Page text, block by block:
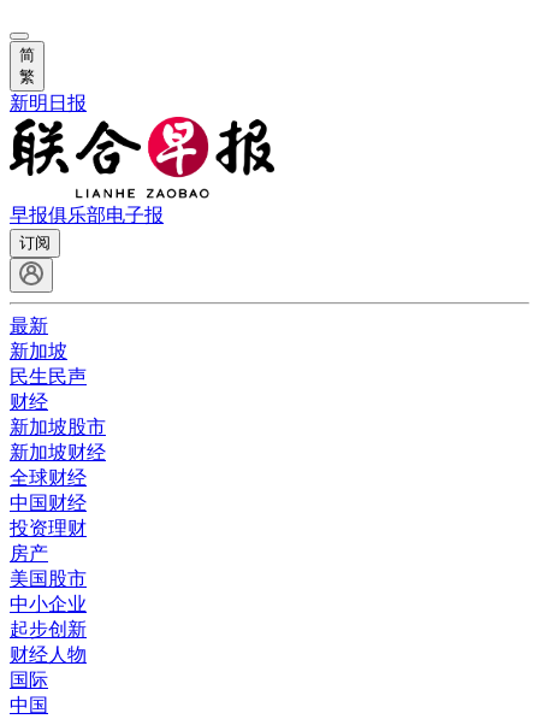
简
繁
新明日报
早报俱乐部电子报
订阅
最新
新加坡
民生民声
财经
新加坡股市
新加坡财经
全球财经
中国财经
投资理财
房产
美国股市
中小企业
起步创新
财经人物
国际
中国